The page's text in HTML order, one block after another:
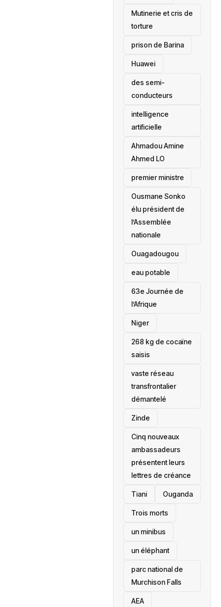
Mutinerie et cris de
torture
prison de Barina
Huawei
des semi-
conducteurs
intelligence
artificielle
Ahmadou Amine
Ahmed LO
premier ministre
Ousmane Sonko
élu président de
l’Assemblée
nationale
‎Ouagadougou
eau potable
63e Journée de
l’Afrique
‎Niger
268 kg de cocaïne
saisis
vaste réseau
transfrontalier
démantelé
Zinde
Cinq nouveaux
ambassadeurs
présentent leurs
lettres de créance
Tiani ‎Ouganda
Trois morts
un minibus
un éléphant
parc national de
Murchison Falls
AEA